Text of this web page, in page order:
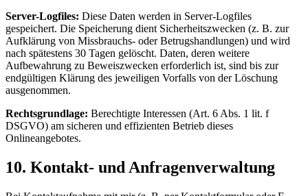
Server-Logfiles: Diese Daten werden in Server-Logfiles
gespeichert. Die Speicherung dient Sicherheitszwecken (z. B. zur
Aufklärung von Missbrauchs- oder Betrugshandlungen) und wird
nach spätestens 30 Tagen gelöscht. Daten, deren weitere
Aufbewahrung zu Beweiszwecken erforderlich ist, sind bis zur
endgültigen Klärung des jeweiligen Vorfalls von der Löschung
ausgenommen.
Rechtsgrundlage: Berechtigte Interessen (Art. 6 Abs. 1 lit. f
DSGVO) am sicheren und effizienten Betrieb dieses
Onlineangebotes.
10. Kontakt- und Anfragenverwaltung